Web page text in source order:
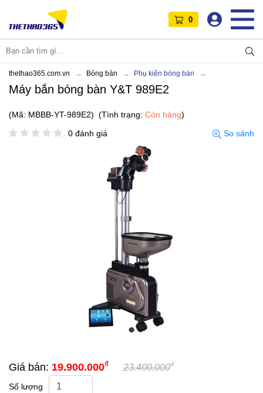
0
thethao365.com.vn Bóng bàn Phụ kiện bóng bàn
Máy bắn bóng bàn Y&T 989E2
(Mã: MBBB-YT-989E2) (Tình trạng: Còn hàng)
0 đánh giá
So sánh
Giá bán: 19.900.000₫ 23.400.000₫
Số lượng